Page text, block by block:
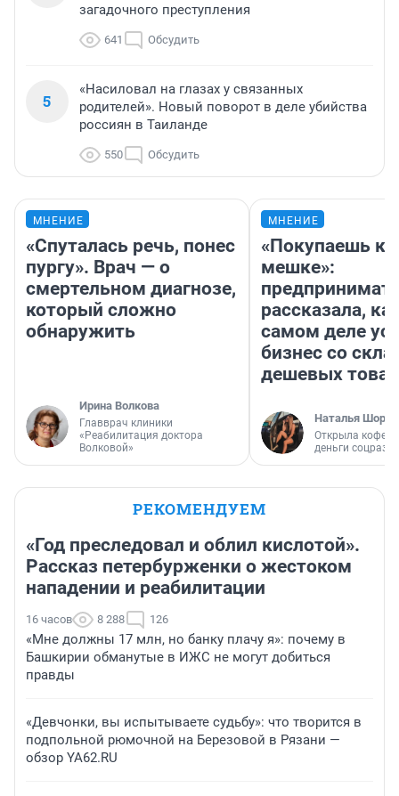
загадочного преступления
641 Обсудить
5
«Насиловал на глазах у связанных
родителей». Новый поворот в деле убийства
россиян в Таиланде
550 Обсудить
МНЕНИЕ
«Спуталась речь, понес
пургу». Врач — о
смертельном диагнозе,
который сложно
обнаружить
Ирина Волкова
Главврач клиники
«Реабилитация доктора
Волковой»
МНЕНИЕ
«Покупаешь
мешке»:
рассказала,
самом деле
бизнес со
дешевых
Наталья
Открыла
деньги
РЕКОМЕНДУЕМ
«Год преследовал и облил кислотой».
Рассказ петербурженки о жестоком
нападении и реабилитации
16 часов 8 288 126
«Мне должны 17 млн, но банку плачу я»: почему в
Башкирии обманутые в ИЖС не могут добиться
правды
«Девчонки, вы испытываете судьбу»: что творится в
подпольной рюмочной на Березовой в Рязани —
обзор YA62.RU